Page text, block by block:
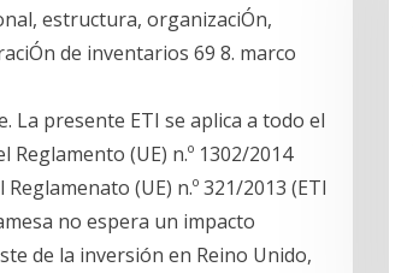
estructura, organizaciÓn,
de inventarios 69 8. marco
La presente ETI se aplica a todo el
(UE) n.º 1302/2014
(UE) n.º 321/2013 (ETI
no espera un impacto
de la inversión en Reino Unido,